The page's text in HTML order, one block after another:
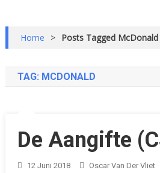
Home > Posts Tagged McDonald
TAG: MCDONALD
De Aangifte
12 Juni 2018 Oscar Van Der Vliet